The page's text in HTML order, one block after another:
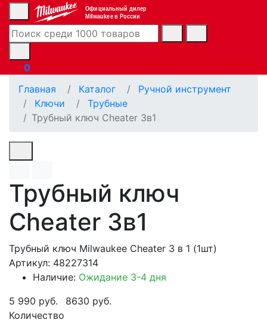
Официальный дилер
Milwaukee в России
0
Главная
Каталог
Ручной инструмент
Ключи
Трубные
Трубный ключ Cheater 3в1
Трубный ключ
Cheater 3в1
Трубный ключ Milwaukee Cheater 3 в 1 (1шт)
Артикул: 48227314
Наличие: Ожидание 3-4 дня
5 990 руб.
8630 руб.
Количество